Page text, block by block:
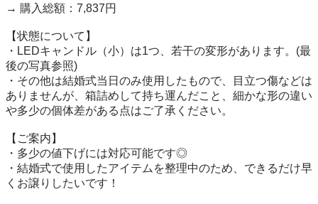
→ 購入総額：7,837円
【状態について】
・LEDキャンドル（小）は1つ、若干の変形があります。(最
後の写真参照)
・その他は結婚式当日のみ使用したもので、目立つ傷などは
ありませんが、箱詰めして持ち運んだこと、細かな形の違い
や多少の個体差がある点はご了承ください。
【ご案内】
・多少の値下げには対応可能です◎
・結婚式で使用したアイテムを整理中のため、できるだけ早
くお譲りしたいです！